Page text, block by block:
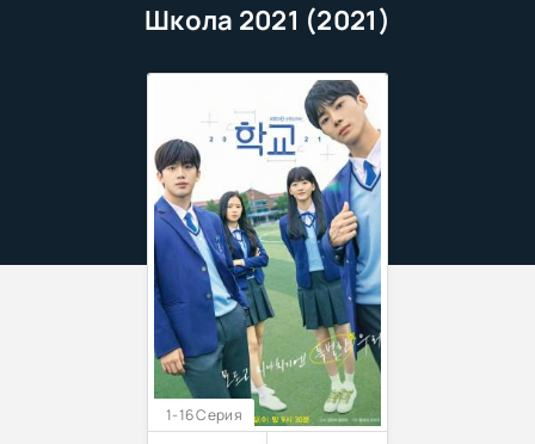
Школа 2021 (2021)
1-16 Серия